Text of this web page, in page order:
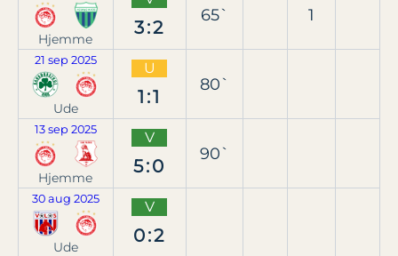
Hjemme
3:2
65` 1
21 sep 2025
Ude
U
1:1
80`
13 sep 2025
Hjemme
V
5:0
90`
30 aug 2025
Ude
V
0:2